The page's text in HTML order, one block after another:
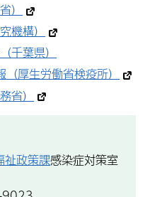
）
機構）
千葉県）
厚生労働省検疫所）
省）
祉政策課感染症対策室